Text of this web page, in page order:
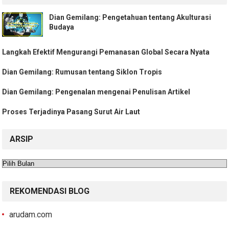
Dian Gemilang: Pengetahuan tentang Akulturasi
Budaya
Langkah Efektif Mengurangi Pemanasan Global Secara Nyata
Dian Gemilang: Rumusan tentang Siklon Tropis
Dian Gemilang: Pengenalan mengenai Penulisan Artikel
Proses Terjadinya Pasang Surut Air Laut
ARSIP
Arsip
REKOMENDASI BLOG
arudam.com